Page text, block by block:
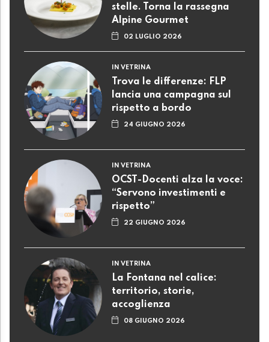
stelle. Torna la rassegna
Alpine Gourmet
02 LUGLIO 2026
IN VETRINA
Trova le differenze: FLP
lancia una campagna sul
rispetto a bordo
24 GIUGNO 2026
IN VETRINA
OCST-Docenti alza la voce:
“Servono investimenti e
rispetto”
22 GIUGNO 2026
IN VETRINA
La Fontana nel calice:
territorio, storie,
accoglienza
08 GIUGNO 2026